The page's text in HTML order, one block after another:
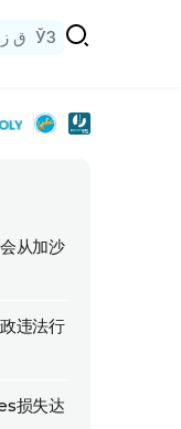
ق ز ЎЗ
从加沙
违法行
损失达